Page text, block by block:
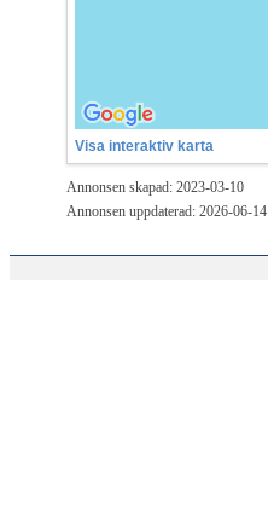
Visa interaktiv karta
Annonsen skapad: 2023-03-10
Annonsen uppdaterad: 2026-06-14